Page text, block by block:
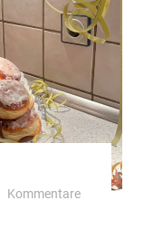
Kommentare